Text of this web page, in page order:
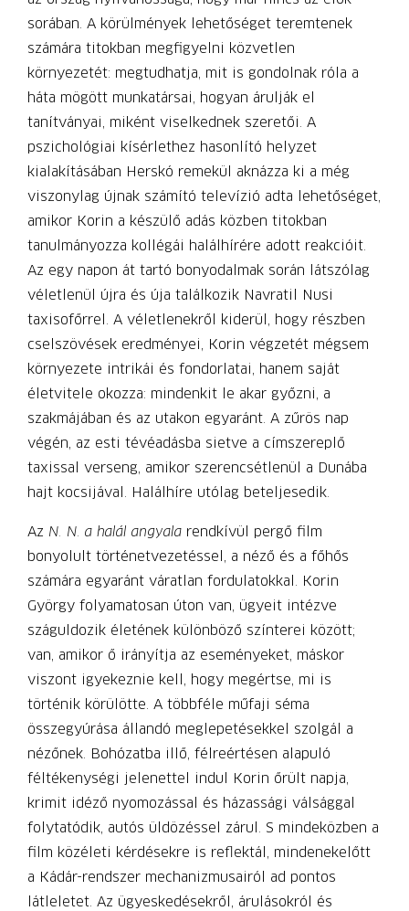
sorában. A körülmények lehetőséget teremtenek
számára titokban megfigyelni közvetlen
környezetét: megtudhatja, mit is gondolnak róla a
háta mögött munkatársai, hogyan árulják el
tanítványai, miként viselkednek szeretői. A
pszichológiai kísérlethez hasonlító helyzet
kialakításában Herskó remekül aknázza ki a még
viszonylag újnak számító televízió adta lehetőséget,
amikor Korin a készülő adás közben titokban
tanulmányozza kollégái halálhírére adott reakcióit.
Az egy napon át tartó bonyodalmak során látszólag
véletlenül újra és úja találkozik Navratil Nusi
taxisofőrrel. A véletlenekről kiderül, hogy részben
cselszövések eredményei, Korin végzetét mégsem
környezete intrikái és fondorlatai, hanem saját
életvitele okozza: mindenkit le akar győzni, a
szakmájában és az utakon egyaránt. A zűrös nap
végén, az esti tévé­adásba sietve a címszereplő
taxissal verseng, amikor szerencsétlenül a Dunába
hajt kocsijával. Halálhíre utólag beteljesedik.
Az N. N. a halál angyala rendkívül pergő film
bonyolult történetvezetéssel, a néző és a főhős
számára egyaránt váratlan fordulatokkal. Korin
György folyamatosan úton van, ügyeit intézve
száguldozik életének különböző színterei között;
van, amikor ő irányítja az eseményeket, máskor
viszont igyekeznie kell, hogy megértse, mi is
történik körülötte. A többféle műfaji séma
összegyúrása állandó meglepetésekkel szolgál a
nézőnek. Bohózatba illő, félreértésen alapuló
féltékenységi jelenettel indul Korin őrült napja,
krimit idéző nyomozással és házassági válsággal
folytatódik, autós üldözéssel zárul. S mindeközben a
film közéleti kérdésekre is reflektál, mindenekelőtt
a Kádár-rendszer mechanizmusairól ad pontos
látleletet. Az ügyeskedésekről, árulásokról és